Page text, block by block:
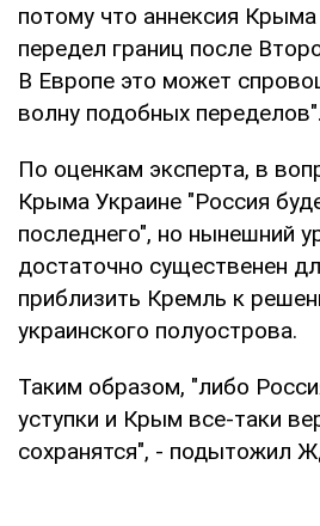
потому что аннексия
передел границ после
В Европе это может
волну подобных переделов".
По оценкам эксперта, в
Крыма Украине "Россия
последнего", но нынешний
достаточно существенен
приблизить Кремль к
украинского полуострова.
Таким образом, "либо
уступки и Крым все-таки
сохранятся", - подытожил